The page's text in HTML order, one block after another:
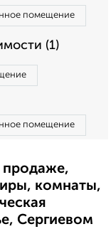
помещение
(1)
помещение
продаже,
комнаты,
Сергиевом